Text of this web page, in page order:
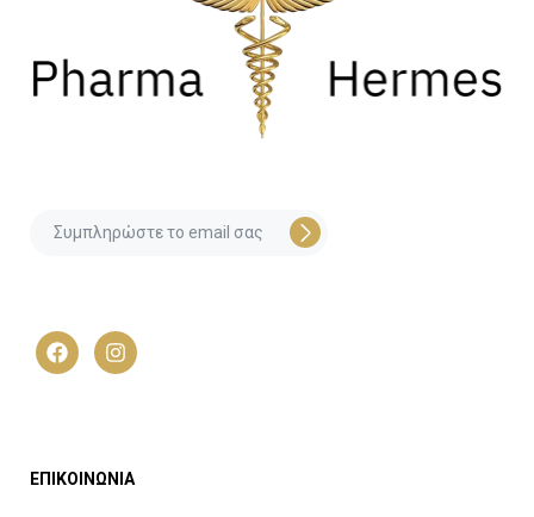
ΕΠΙΚΟΙΝΩΝΙΑ